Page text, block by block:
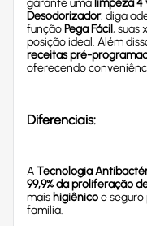
Desodorizador, diga
funçãoPega Fácil, suas
posição ideal. Além
receitas pré-
oferecendo
Diferenciais:
ATecnologia
99,9% da proliferação
mais higiênicoe
família.